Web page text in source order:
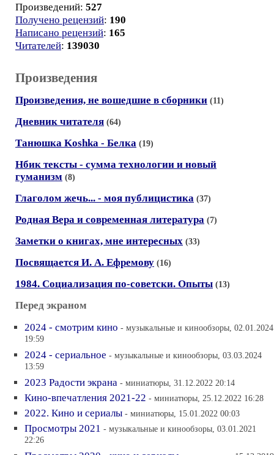
Произведений: 527
Получено рецензий: 190
Написано рецензий: 165
Читателей: 139030
Произведения
Произведения, не вошедшие в сборники (11)
Дневник читателя (64)
Танюшка Koshka - Белка (19)
Нбик тексты - сумма технологии и новый
гуманизм (8)
Глаголом жечь... - моя публицистика (37)
Родная Вера и современная литература (7)
Заметки о книгах, мне интересных (33)
Посвящается И. А. Ефремову (16)
1984. Социализация по-советски. Опыты (13)
Перед экраном
2024 - смотрим кино - музыкальные и кинообзоры, 02.01.2024
19:59
2024 - сериальное - музыкальные и кинообзоры, 03.03.2024
13:59
2023 Радости экрана - миниатюры, 31.12.2022 20:14
Кино-впечатления 2021-22 - миниатюры, 25.12.2022 16:28
2022. Кино и сериалы - миниатюры, 15.01.2022 00:03
Просмотры 2021 - музыкальные и кинообзоры, 03.01.2021
22:26